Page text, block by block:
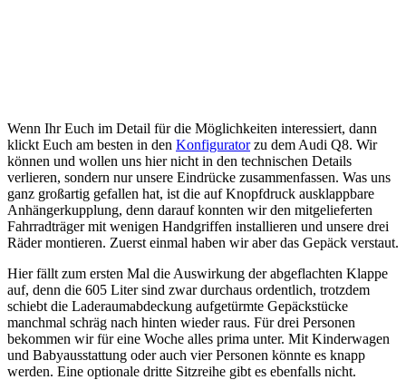
Wenn Ihr Euch im Detail für die Möglichkeiten interessiert, dann
klickt Euch am besten in den Konfiguratorzu dem Audi Q8. Wir
können und wollen uns hier nicht in den technischen Details
verlieren, sondern nur unsere Eindrücke zusammenfassen. Was uns
ganz großartig gefallen hat, ist die auf Knopfdruck ausklappbare
Anhängerkupplung, denn darauf konnten wir den mitgelieferten
Fahrradträger mit wenigen Handgriffen installieren und unsere drei
Räder montieren. Zuerst einmal haben wir aber das Gepäck verstaut.
Hier fällt zum ersten Mal die Auswirkung der abgeflachten Klappe
auf, denn die 605 Liter sind zwar durchaus ordentlich, trotzdem
schiebt die Laderaumabdeckung aufgetürmte Gepäckstücke
manchmal schräg nach hinten wieder raus. Für drei Personen
bekommen wir für eine Woche alles prima unter. Mit Kinderwagen
und Babyausstattung oder auch vier Personen könnte es knapp
werden. Eine optionale dritte Sitzreihe gibt es ebenfalls nicht.